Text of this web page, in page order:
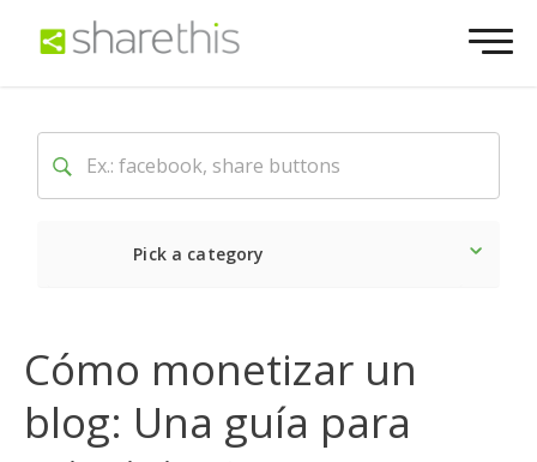
Pick a category
Cómo monetizar un
blog: Una guía para